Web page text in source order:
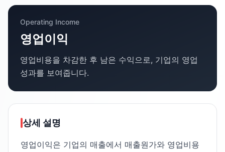
Operating Income
영업이익
영업비용을 차감한 후 남은 수익으로, 기업의 영업
성과를 보여줍니다.
상세 설명
영업이익은 기업의 매출에서 매출원가와 영업비용